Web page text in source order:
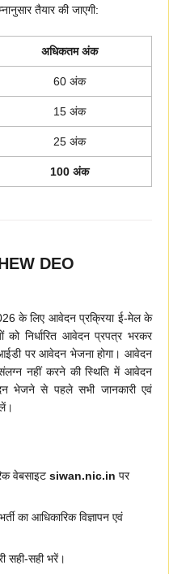
तैयार की जाएगी:
अधिकतम अंक
60 अंक
15 अंक
25 अंक
100 अंक
DEO
के लिए आवेदन प्रक्रिया ई-मेल के
को निर्धारित आवेदन प्रपत्र भरकर
पर आवेदन भेजना होगा। आवेदन
नहीं करने की स्थिति में आवेदन
भेजने से पहले सभी जानकारी एवं
वेबसाइट siwan.nic.in पर
का आधिकारिक विज्ञापन एवं
सही-सही भरें।